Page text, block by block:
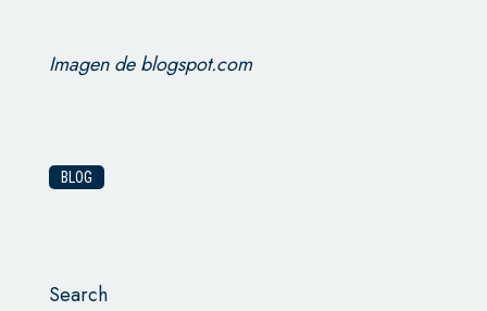
Imagen de blogspot.com
BLOG
Search